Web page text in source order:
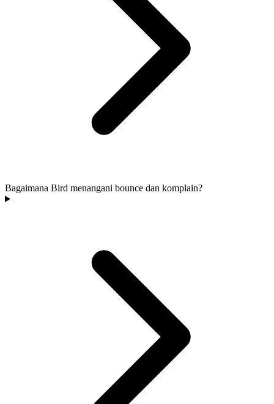
Bagaimana Bird menangani bounce dan komplain?